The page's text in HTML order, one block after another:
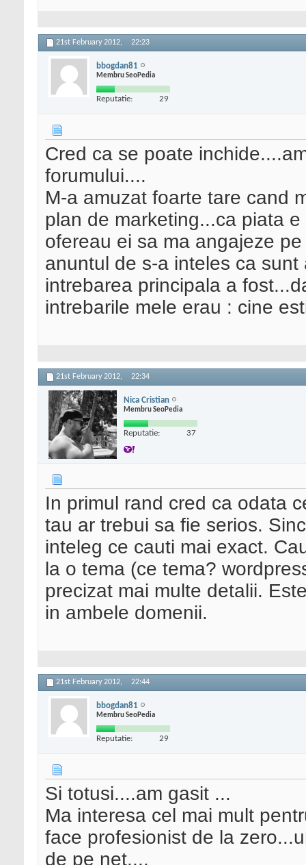
21st February 2012, 22:23
bbogdan81
Membru SeoPedia
Reputatie: 29
Cred ca se poate
forumului....
M-a amuzat foarte tare cand
plan de marketing...ca piata
ofereau ei sa ma angajeze
anuntul de s-a inteles ca
intrebarea principala a
intrebarile mele erau : cine
21st February 2012, 22:34
Nica Cristian
Membru SeoPedia
Reputatie: 37
In primul rand cred ca odata
tau ar trebui sa fie serios.
inteleg ce cauti mai exact.
la o tema (ce tema?
precizat mai multe detalii.
in ambele domenii.
21st February 2012, 22:44
bbogdan81
Membru SeoPedia
Reputatie: 29
Si totusi....am gasit ...
Ma interesa cel mai mult
face profesionist de la
de pe net....